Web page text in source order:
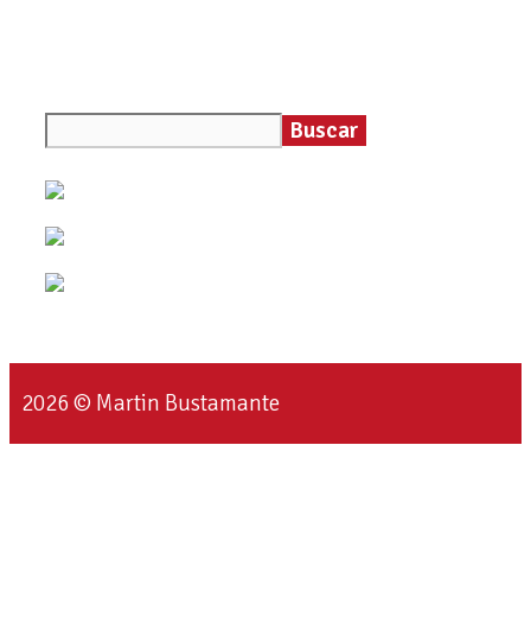
Buscar
2026 © Martin Bustamante